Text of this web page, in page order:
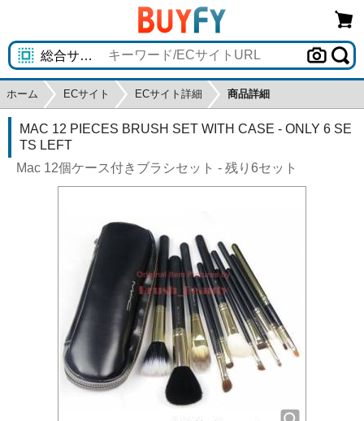
ホーム ECサイト ECサイト詳細 商品詳細
MAC 12 PIECES BRUSH SET WITH CASE - ONLY 6 SE
TS LEFT
Mac 12個ケース付きブラシセット - 残り6セット